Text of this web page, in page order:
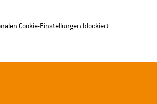
Cookie-Einstellungen blockiert.